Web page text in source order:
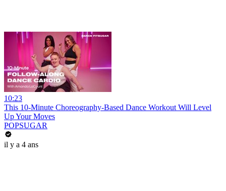
10:23
This 10-Minute Choreography-Based Dance Workout Will Level
Up Your Moves
POPSUGAR
il y a 4 ans